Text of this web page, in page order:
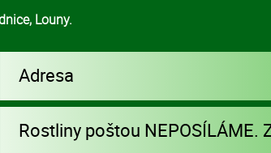
Louny.
Adresa
Rostliny poštou NEPOSÍLÁME.